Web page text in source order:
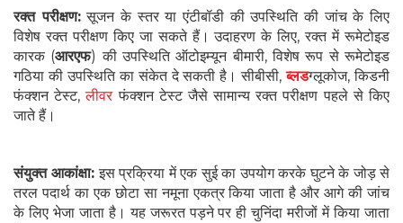
रक्त परीक्षण:सूजन के स्तर या एंटीबॉडी की उपस्थिति की जांच के लिए
विशेष रक्त परीक्षण किए जा सकते हैं। उदाहरण के लिए, रक्त में रूमेटोइड
कारक (आरएफ) की उपस्थिति ऑटोइम्यून बीमारी, विशेष रूप से रूमेटोइड
गठिया की उपस्थिति का संकेत दे सकती है। सीबीसी,ब्लडग्लूकोज, किडनी
फंक्शन टेस्ट,लीवरफंक्शन टेस्ट जैसे सामान्य रक्त परीक्षण पहले से किए
जाते हैं।
संयुक्त आकांक्षा: इस प्रक्रिया में एक सुई का उपयोग करके घुटने के जोड़ से
तरल पदार्थ का एक छोटा सा नमूना एकत्र किया जाता है और आगे की जांच
के लिए भेजा जाता है। यह जरूरत पड़ने पर ही चुनिंदा मरीजों में किया जाता